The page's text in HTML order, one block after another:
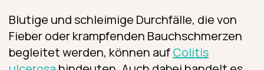
Blutige und schleimige Durchfälle, die von
Fieber oder krampfenden Bauchschmerzen
begleitet werden, können aufColitis